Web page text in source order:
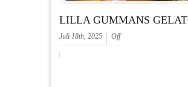
LILLA GUMMANS
Juli 18th, 2025 Off